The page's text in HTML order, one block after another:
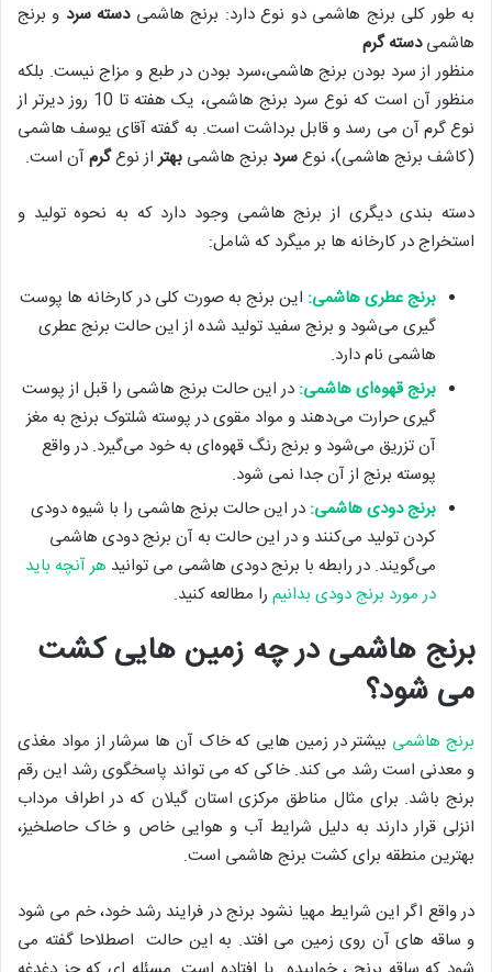
به طور کلی برنج هاشمی دو نوع دارد: برنج هاشمیدسته سرد و برنج
هاشمیدسته گرم
منظور از سرد بودن برنج هاشمی،سرد بودن در طبع و مزاج نیست. بلکه
منظور آن است که نوع سرد برنج هاشمی، یک هفته تا 10 روز دیرتر از
نوع گرم آن می رسد و قابل برداشت است. به گفته آقای یوسف هاشمی
(کاشف برنج هاشمی)، نوعسرد برنج هاشمی بهتراز نوعگرمآن است.
دسته بندی دیگری از برنج هاشمی وجود دارد که به نحوه تولید و
استخراج در کارخانه ها بر میگرد که شامل:
برنج عطری هاشمی: این برنج به صورت کلی در کارخانه ها پوست
گیری می‌شود و برنج سفید تولید شده از این حالت برنج عطری
هاشمی نام دارد.
برنج قهوه‌ای هاشمی: در این حالت برنج هاشمی را قبل از پوست
گیری حرارت می‌دهند و مواد مقوی در پوسته شلتوک برنج به مغز
آن تزریق می‌شود و برنج رنگ قهوه‌ای به خود می‌گیرد. در واقع
پوسته برنج از آن جدا نمی شود.
برنج دودی هاشمی: در این حالت برنج هاشمی را با شیوه دودی
کردن تولید می‌کنند و در این حالت به آن برنج دودی هاشمی
می‌گویند. در رابطه با برنج دودی هاشمی می توانید هر آنچه باید
در مورد برنج دودی بدانیم را مطالعه کنید.
برنج هاشمی در چه زمین هایی کشت
می شود؟
برنج هاشمی بیشتر در زمین هایی که خاک آن ها سرشار از مواد مغذی
و معدنی است رشد می کند. خاکی که می تواند پاسخگوی رشد این رقم
برنج باشد. برای مثال مناطق مرکزی استان گیلان که در اطراف مرداب
انزلی قرار دارند به دلیل شرایط آب و هوایی خاص و خاک حاصلخیز،
بهترین منطقه برای کشت برنج هاشمی است.
در واقع اگر این شرایط مهیا نشود برنج در فرایند رشد خود، خم می شود
و ساقه های آن روی زمین می افتد. به این حالت اصطلاحا گفته می